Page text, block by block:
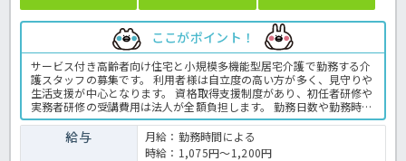
ここがポイント！
サービス付き高齢者向け住宅と小規模多機能型居宅介護で勤務する介
護スタッフの募集です。 利用者様は自立度の高い方が多く、見守りや
生活支援が中心となります。 資格取得支援制度があり、初任者研修や
実務者研修の受講費用は法人が全額負担します。 勤務日数や勤務時間
も相談できるため、扶養内勤務や家庭との両立を目指す方にもおすす
めです。 介護の知識や技術を身につけながら働きたい方は、ぜひご応
募ください。 ＜介護職 パート サ高住の求人＞
給与
月給：勤務時間による
時給：1,075円～1,200円